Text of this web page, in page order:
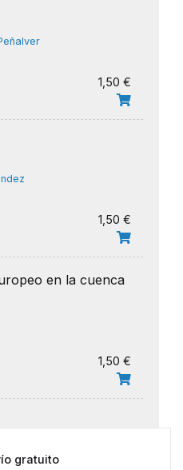
1,50 €
1,50 €
en la cuenca
1,50 €
gratuito